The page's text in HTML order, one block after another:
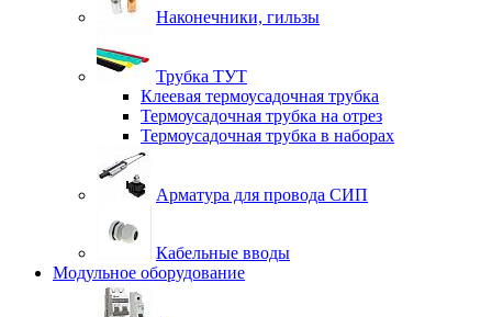
Наконечники, гильзы
Трубка ТУТ
Клеевая термоусадочная трубка
Термоусадочная трубка на отрез
Термоусадочная трубка в наборах
Арматура для провода СИП
Кабельные вводы
Модульное оборудование